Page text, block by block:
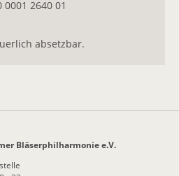
0001 2640 01
absetzbar.
Bläserphilharmonie e.V.